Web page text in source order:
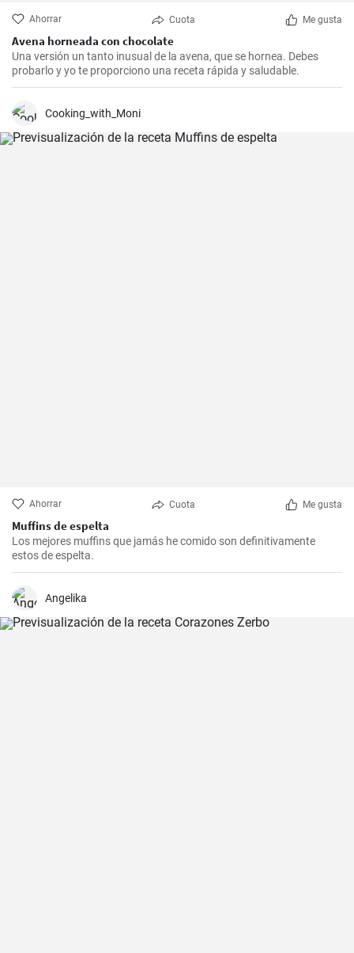
Ahorrar Cuota Me gusta
Avena horneada con chocolate
Una versión un tanto inusual de la avena, que se hornea. Debes
probarlo y yo te proporciono una receta rápida y saludable.
Cooking_with_Moni
Ahorrar Cuota Me gusta
Muffins de espelta
Los mejores muffins que jamás he comido son definitivamente
estos de espelta.
Angelika